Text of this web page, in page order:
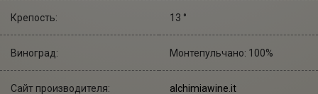
Крепость: 13 °
Виноград: Монтепульчано: 100%
Сайт производителя: alchimiawine.it